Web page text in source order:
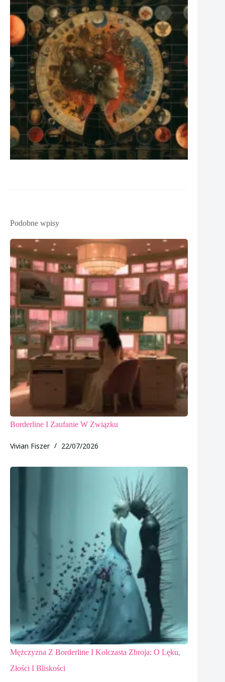
Podobne wpisy
Borderline I Zaufanie W Związku
Vivian Fiszer 22/07/2026
Mężczyzna Z Borderline I Kolczasta Zbroja: O Lęku,
Złości I Bliskości